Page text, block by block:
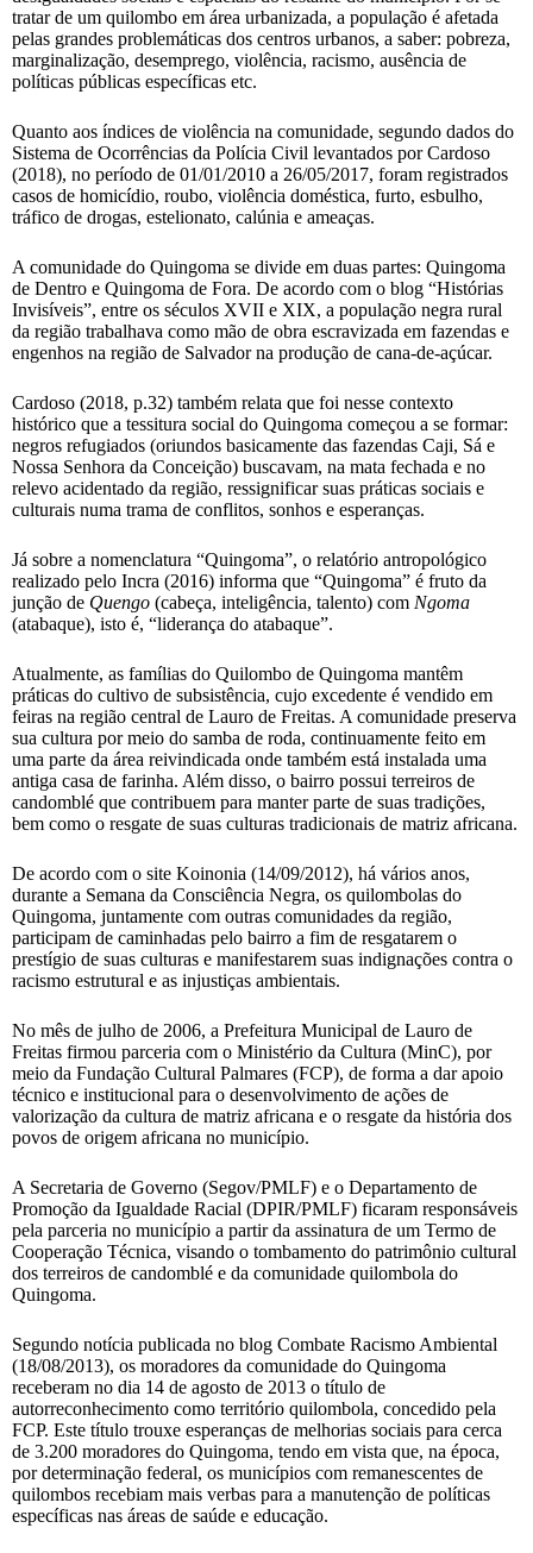
tratar de um quilombo em área urbanizada, a população é afetada
pelas grandes problemáticas dos centros urbanos, a saber: pobreza,
marginalização, desemprego, violência, racismo, ausência de
políticas públicas específicas etc.
Quanto aos índices de violência na comunidade, segundo dados do
Sistema de Ocorrências da Polícia Civil levantados por Cardoso
(2018), no período de 01/01/2010 a 26/05/2017, foram registrados
casos de homicídio, roubo, violência doméstica, furto, esbulho,
tráfico de drogas, estelionato, calúnia e ameaças.
A comunidade do Quingoma se divide em duas partes: Quingoma
de Dentro e Quingoma de Fora. De acordo com o blog “Histórias
Invisíveis”, entre os séculos XVII e XIX, a população negra rural
da região trabalhava como mão de obra escravizada em fazendas e
engenhos na região de Salvador na produção de cana-de-açúcar.
Cardoso (2018, p.32) também relata que foi nesse contexto
histórico que a tessitura social do Quingoma começou a se formar:
negros refugiados (oriundos basicamente das fazendas Caji, Sá e
Nossa Senhora da Conceição) buscavam, na mata fechada e no
relevo acidentado da região, ressignificar suas práticas sociais e
culturais numa trama de conflitos, sonhos e esperanças.
Já sobre a nomenclatura “Quingoma”, o relatório antropológico
realizado pelo Incra (2016) informa que “Quingoma” é fruto da
junção de Quengo (cabeça, inteligência, talento) com Ngoma
(atabaque), isto é, “liderança do atabaque”.
Atualmente, as famílias do Quilombo de Quingoma mantêm
práticas do cultivo de subsistência, cujo excedente é vendido em
feiras na região central de Lauro de Freitas. A comunidade preserva
sua cultura por meio do samba de roda, continuamente feito em
uma parte da área reivindicada onde também está instalada uma
antiga casa de farinha. Além disso, o bairro possui terreiros de
candomblé que contribuem para manter parte de suas tradições,
bem como o resgate de suas culturas tradicionais de matriz africana.
De acordo com o site Koinonia (14/09/2012), há vários anos,
durante a Semana da Consciência Negra, os quilombolas do
Quingoma, juntamente com outras comunidades da região,
participam de caminhadas pelo bairro a fim de resgatarem o
prestígio de suas culturas e manifestarem suas indignações contra o
racismo estrutural e as injustiças ambientais.
No mês de julho de 2006, a Prefeitura Municipal de Lauro de
Freitas firmou parceria com o Ministério da Cultura (MinC), por
meio da Fundação Cultural Palmares (FCP), de forma a dar apoio
técnico e institucional para o desenvolvimento de ações de
valorização da cultura de matriz africana e o resgate da história dos
povos de origem africana no município.
A Secretaria de Governo (Segov/PMLF) e o Departamento de
Promoção da Igualdade Racial (DPIR/PMLF) ficaram responsáveis
pela parceria no município a partir da assinatura de um Termo de
Cooperação Técnica, visando o tombamento do patrimônio cultural
dos terreiros de candomblé e da comunidade quilombola do
Quingoma.
Segundo notícia publicada no blog Combate Racismo Ambiental
(18/08/2013), os moradores da comunidade do Quingoma
receberam no dia 14 de agosto de 2013 o título de
autorreconhecimento como território quilombola, concedido pela
FCP. Este título trouxe esperanças de melhorias sociais para cerca
de 3.200 moradores do Quingoma, tendo em vista que, na época,
por determinação federal, os municípios com remanescentes de
quilombos recebiam mais verbas para a manutenção de políticas
específicas nas áreas de saúde e educação.